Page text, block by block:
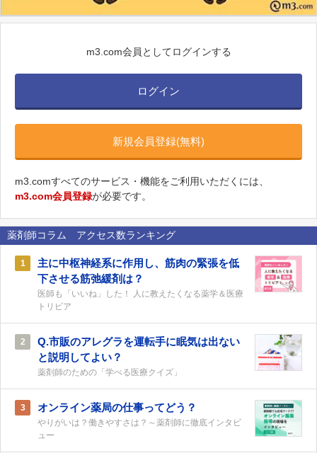
m3.com会員としてログインする
ログイン
新規会員登録(無料)
m3.comすべてのサービス・機能をご利用いただくには、
m3.com会員登録が必要です。
薬剤師コラム アクセス数ランキング
1
主に中枢神経系に作用し、筋肉の緊張を低
下させる筋弛緩剤は？
医師も「いいね」した！ 人に教えたくなる薬学＆医療
トリビア
2
Q.市販のアレグラを運転手に眠気は出ない
と説明してよい？
薬剤師のための「学べる医療クイズ」
3 オンライン薬局の仕事ってどう？
やりがいは？働きやすさは？～薬剤師に徹底インタビ
ュー